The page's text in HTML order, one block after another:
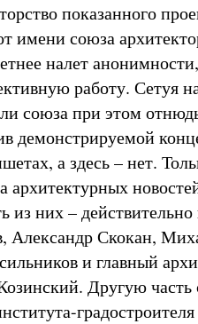
показанного
имени союза
налет
работу. Сетуя
союза при этом
демонстрируемой
а здесь – нет.
архитектурных
из них –
Александр Скокан,
и главный
Другую часть